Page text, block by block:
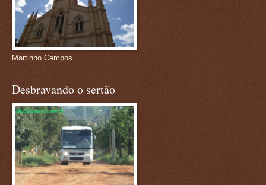
Martinho Campos
Desbravando o sertão